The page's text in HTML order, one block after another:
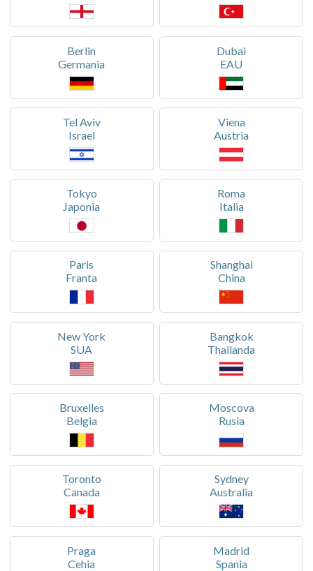
Berlin
Germania
Dubai
EAU
Tel Aviv
Israel
Viena
Austria
Tokyo
Japonia
Roma
Italia
Paris
Franta
Shanghai
China
New York
SUA
Bangkok
Thailanda
Bruxelles
Belgia
Moscova
Rusia
Toronto
Canada
Sydney
Australia
Praga
Cehia
Madrid
Spania